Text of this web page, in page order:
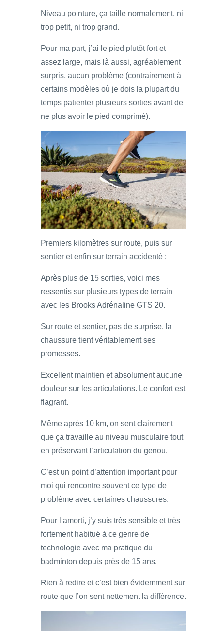
Niveau pointure, ça taille normalement, ni
trop petit, ni trop grand.
Pour ma part, j’ai le pied plutôt fort et
assez large, mais là aussi, agréablement
surpris, aucun problème (contrairement à
certains modèles où je dois la plupart du
temps patienter plusieurs sorties avant de
ne plus avoir le pied comprimé).
Premiers kilomètres sur route, puis sur
sentier et enfin sur terrain accidenté :
Après plus de 15 sorties, voici mes
ressentis sur plusieurs types de terrain
avec les Brooks Adrénaline GTS 20.
Sur route et sentier, pas de surprise, la
chaussure tient véritablement ses
promesses.
Excellent maintien et absolument aucune
douleur sur les articulations. Le confort est
flagrant.
Même après 10 km, on sent clairement
que ça travaille au niveau musculaire tout
en préservant l’articulation du genou.
C’est un point d’attention important pour
moi qui rencontre souvent ce type de
problème avec certaines chaussures.
Pour l’amorti, j’y suis très sensible et très
fortement habitué à ce genre de
technologie avec ma pratique du
badminton depuis près de 15 ans.
Rien à redire et c’est bien évidemment sur
route que l’on sent nettement la différence.